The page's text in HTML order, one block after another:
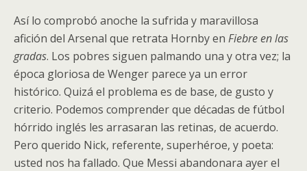
Así lo comprobó anoche la sufrida y maravillosa
afición del Arsenal que retrata Hornby en Fiebre en las
gradas. Los pobres siguen palmando una y otra vez; la
época gloriosa de Wenger parece ya un error
histórico. Quizá el problema es de base, de gusto y
criterio. Podemos comprender que décadas de fútbol
hórrido inglés les arrasaran las retinas, de acuerdo.
Pero querido Nick, referente, superhéroe, y poeta:
usted nos ha fallado. Que Messi abandonara ayer el